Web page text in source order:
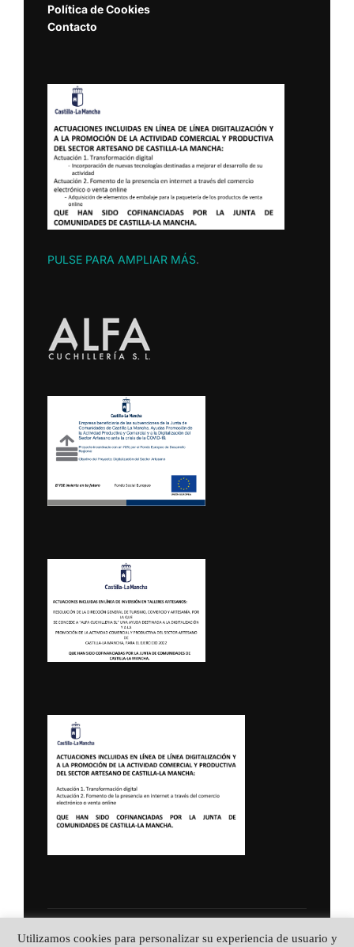
Política de Cookies
Contacto
PULSE PARA AMPLIAR MÁS.
Política de Privacidad
Utilizamos cookies para personalizar su experiencia de usuario y